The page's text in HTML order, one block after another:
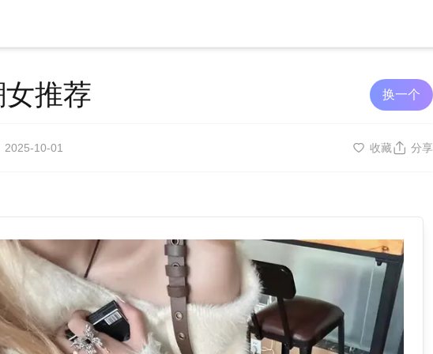
推荐 换一个
2025-10-01 收藏 分享